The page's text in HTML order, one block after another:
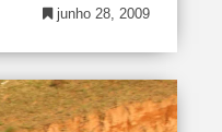
junho 28, 2009